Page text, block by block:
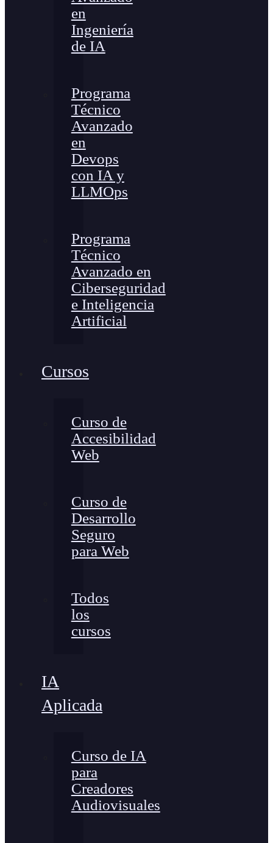
en
Ingeniería
de IA
Programa
Técnico
Avanzado
en
Devops
con IA y
LLMOps
Programa
Técnico
Avanzado en
Ciberseguridad
e Inteligencia
Artificial
Cursos
Curso de
Accesibilidad
Web
Curso de
Desarrollo
Seguro
para Web
Todos
los
cursos
IA
Aplicada
Curso de IA
para
Creadores
Audiovisuales